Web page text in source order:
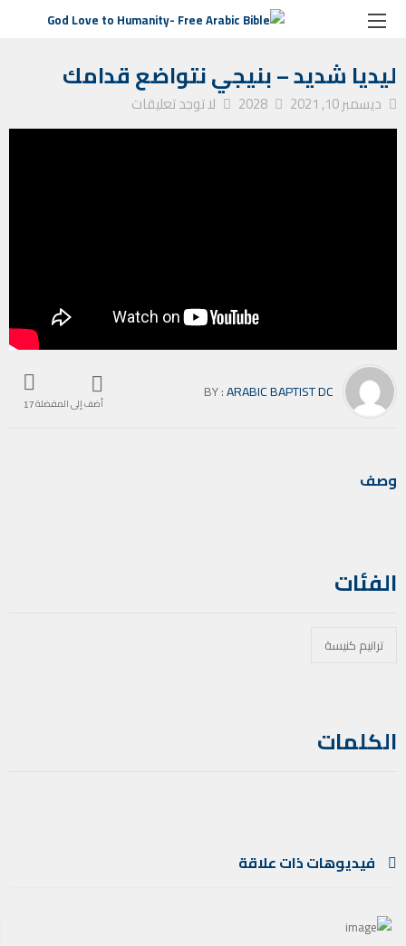
الصفحة الرئيسية ترانيم كنيسة ليديا شديد – بنيجي نتواضع قدامك
ليديا شديد – بنيجي نتواضع قدامك
ديسمبر 10, 2021 2028 لا توجد تعليقات
أضف إلى المفضلة17
BY :ARABIC BAPTIST DC
وصف
الفئات
ترانيم كنيسة
الكلمات
فيديوهات ذات علاقة